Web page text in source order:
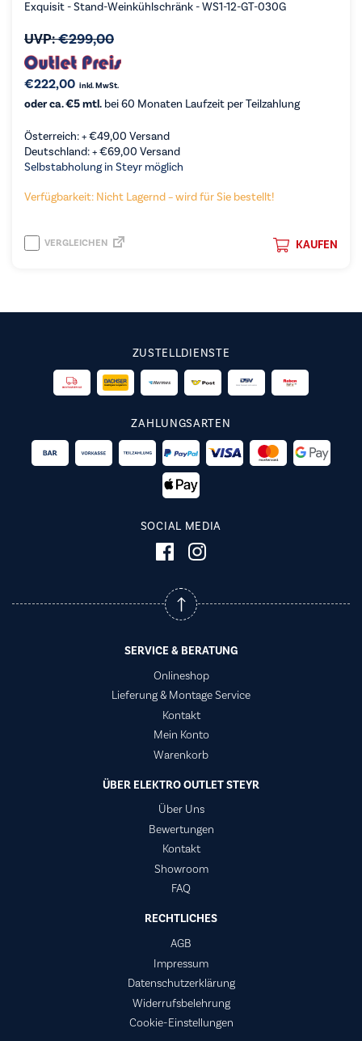
Exquisit - Stand-Weinkühlschränk - WS1-12-GT-030G
UVP:€299,00
€222,00 inkl. MwSt.
oder ca. €5 mtl. bei 60 Monaten Laufzeit per Teilzahlung
Österreich: +€49,00 Versand
Deutschland: +€69,00 Versand
Selbstabholung in Steyr möglich
Verfügbarkeit: Nicht Lagernd – wird für Sie bestellt!
KAUFEN
VERGLEICHEN
ZUSTELLDIENSTE
ZAHLUNGSARTEN
SOCIAL MEDIA
SERVICE & BERATUNG
Onlineshop
Lieferung & Montage Service
Kontakt
Mein Konto
Warenkorb
ÜBER ELEKTRO OUTLET STEYR
Über Uns
Bewertungen
Kontakt
Showroom
FAQ
RECHTLICHES
AGB
Impressum
Datenschutzerklärung
Widerrufsbelehrung
Cookie-Einstellungen